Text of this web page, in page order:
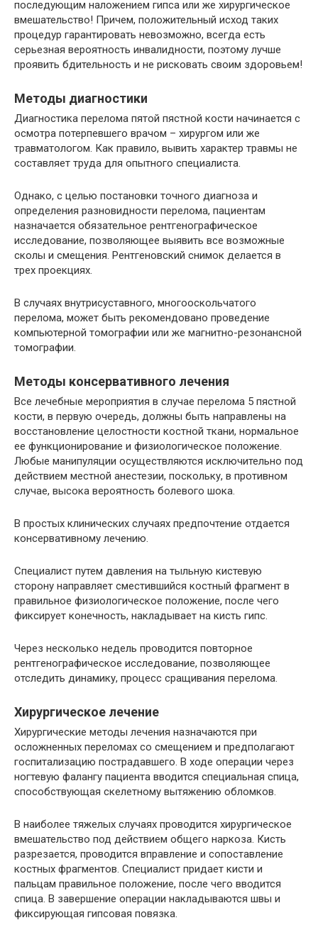
последующим наложением гипса или же хирургическое
вмешательство! Причем, положительный исход таких
процедур гарантировать невозможно, всегда есть
серьезная вероятность инвалидности, поэтому лучше
проявить бдительность и не рисковать своим здоровьем!
Методы диагностики
Диагностика перелома пятой пястной кости начинается с
осмотра потерпевшего врачом – хирургом или же
травматологом. Как правило, вывить характер травмы не
составляет труда для опытного специалиста.
Однако, с целью постановки точного диагноза и
определения разновидности перелома, пациентам
назначается обязательное рентгенографическое
исследование, позволяющее выявить все возможные
сколы и смещения. Рентгеновский снимок делается в
трех проекциях.
В случаях внутрисуставного, многооскольчатого
перелома, может быть рекомендовано проведение
компьютерной томографии или же магнитно-резонансной
томографии.
Методы консервативного лечения
Все лечебные мероприятия в случае перелома 5 пястной
кости, в первую очередь, должны быть направлены на
восстановление целостности костной ткани, нормальное
ее функционирование и физиологическое положение.
Любые манипуляции осуществляются исключительно под
действием местной анестезии, поскольку, в противном
случае, высока вероятность болевого шока.
В простых клинических случаях предпочтение отдается
консервативному лечению.
Специалист путем давления на тыльную кистевую
сторону направляет сместившийся костный фрагмент в
правильное физиологическое положение, после чего
фиксирует конечность, накладывает на кисть гипс.
Через несколько недель проводится повторное
рентгенографическое исследование, позволяющее
отследить динамику, процесс сращивания перелома.
Хирургическое лечение
Хирургические методы лечения назначаются при
осложненных переломах со смещением и предполагают
госпитализацию пострадавшего. В ходе операции через
ногтевую фалангу пациента вводится специальная спица,
способствующая скелетному вытяжению обломков.
В наиболее тяжелых случаях проводится хирургическое
вмешательство под действием общего наркоза. Кисть
разрезается, проводится вправление и сопоставление
костных фрагментов. Специалист придает кисти и
пальцам правильное положение, после чего вводится
спица. В завершение операции накладываются швы и
фиксирующая гипсовая повязка.